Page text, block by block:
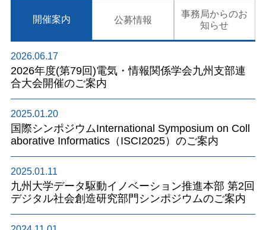
開催案内 公募情報
事務局からのお
知らせ
2026.06.17
2026年度(第79回)電気・情報関係学会九州支部連
合大会開催のご案内
2025.01.20
国際シンポジウムInternational Symposium on Coll
aborative Informatics（ISCI2025）のご案内
2025.01.11
九州大学データ駆動イノベーション推進本部 第2回
デジタル社会創造研究部門シンポジウムのご案内